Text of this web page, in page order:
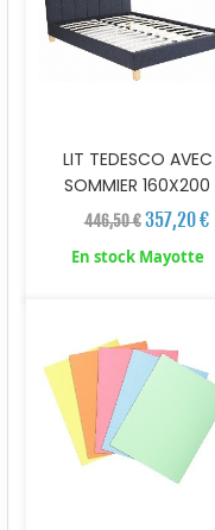
LIT TEDESCO AVEC
SOMMIER 160X200
446,50 € 357,20 €
En stock Mayotte